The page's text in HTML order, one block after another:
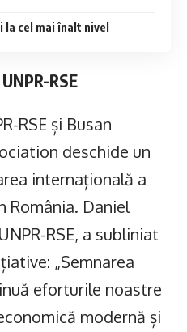
la cel mai înalt nivel
RSE
RSE și Busan
deschide un
internațională a
România. Daniel
RSE, a subliniat
„Semnarea
eforturile noastre
modernă și